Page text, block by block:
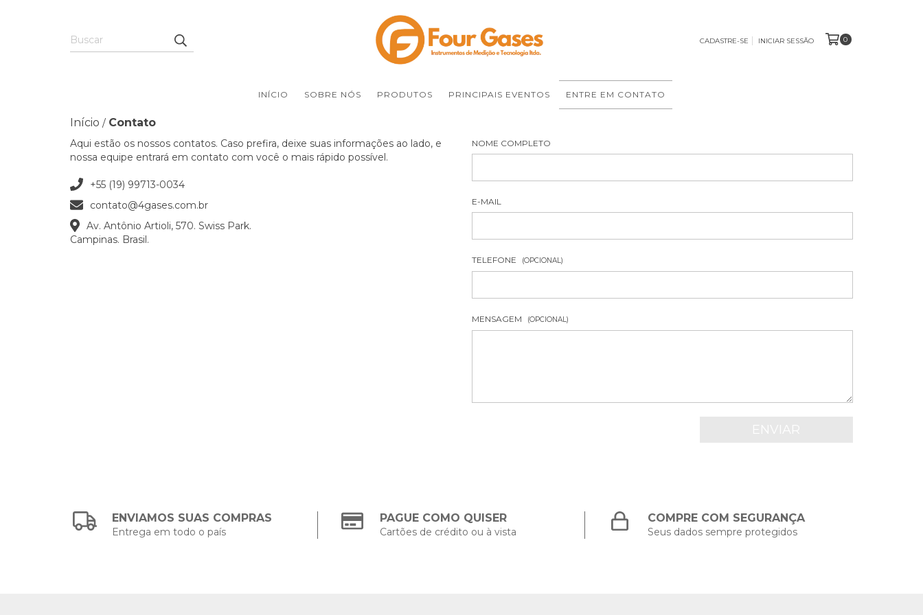
CADASTRE-SE INICIAR SESSÃO 0
INÍCIO SOBRE NÓS PRODUTOS PRINCIPAIS EVENTOS ENTRE EM CONTATO
Início / Contato
Aqui estão os nossos contatos. Caso prefira, deixe suas informações ao lado, e
nossa equipe entrará em contato com você o mais rápido possível.
+55 (19) 99713-0034
contato@4gases.com.br
Av. Antônio Artioli, 570. Swiss Park.
Campinas. Brasil.
NOME COMPLETO
E-MAIL
TELEFONE (OPCIONAL)
MENSAGEM (OPCIONAL)
ENVIAMOS SUAS COMPRAS
Entrega em todo o país
PAGUE COMO QUISER
Cartões de crédito ou à vista
COMPRE COM SEGURANÇA
Seus dados sempre protegidos